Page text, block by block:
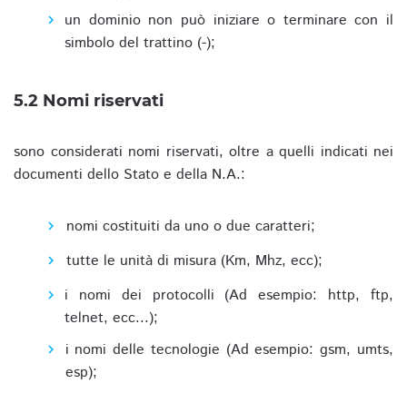
un dominio non può iniziare o terminare con il
simbolo del trattino (-);
5.2 Nomi riservati
sono considerati nomi riservati, oltre a quelli indicati nei
documenti dello Stato e della N.A.:
nomi costituiti da uno o due caratteri;
tutte le unità di misura (Km, Mhz, ecc);
i nomi dei protocolli (Ad esempio: http, ftp,
telnet, ecc...);
i nomi delle tecnologie (Ad esempio: gsm, umts,
esp);